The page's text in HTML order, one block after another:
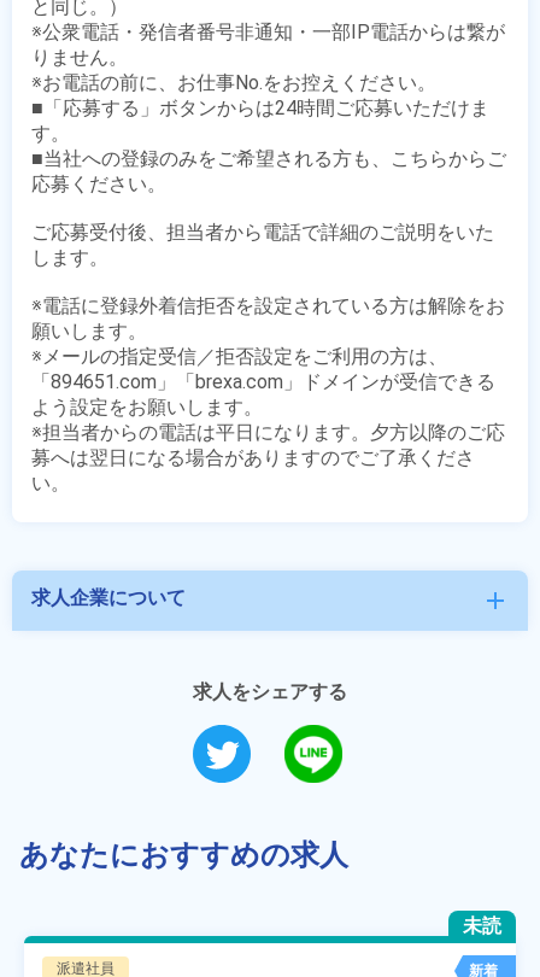
と同じ。）
※公衆電話・発信者番号非通知・一部IP電話からは繋が
りません。
※お電話の前に、お仕事No.をお控えください。
■「応募する」ボタンからは24時間ご応募いただけま
す。
■当社への登録のみをご希望される方も、こちらからご
応募ください。
ご応募受付後、担当者から電話で詳細のご説明をいた
します。
※電話に登録外着信拒否を設定されている方は解除をお
願いします。
※メールの指定受信／拒否設定をご利用の方は、
「894651.com」「brexa.com」ドメインが受信できる
よう設定をお願いします。
※担当者からの電話は平日になります。夕方以降のご応
募へは翌日になる場合がありますのでご了承くださ
求人企業について add
求人をシェアする
あなたにおすすめの求人
未読
派遣社員 新着